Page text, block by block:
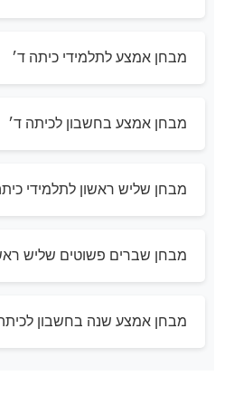
מבחן אמצע לתלמידי כיתה ד׳
מבחן אמצע בחשבון לכיתה ד׳
מבחן שליש ראשון לתלמידי
מבחן שברים פשוטים שליש
מבחן אמצע שנה בחשבון